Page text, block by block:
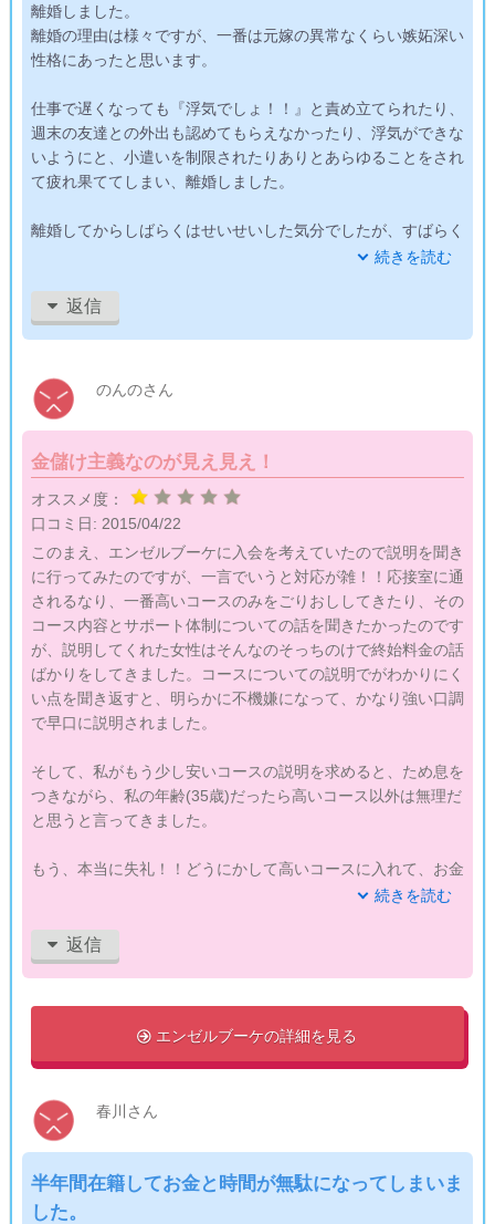
離婚しました。
離婚の理由は様々ですが、一番は元嫁の異常なくらい嫉妬深い
性格にあったと思います。
仕事で遅くなっても『浮気でしょ！！』と責め立てられたり、
週末の友達との外出も認めてもらえなかったり、浮気ができな
いようにと、小遣いを制限されたりありとあらゆることをされ
て疲れ果ててしまい、離婚しました。
離婚してからしばらくはせいせいした気分でしたが、すばらく
すると、また誰かと一緒に、今度は穏やかに歩んでいきたいと
なので、結婚相談所に登録しようと考え、エンゼルブーケに決
しかし、エンゼルブーケは僕の希望にはかないませんでした。
個人的な感じかたの問題化もしれませんが、何をするにも僕が
離婚していること、バツイチであることを指摘されました。
正直、婚活するのがばからしく思えるほどでした。
バツイチが初婚の女性にアプローチしてはいけませんか？
本当に頭にきます。
続きを読む
返信
のんのさん
金儲け主義なのが見え見え！
オススメ度：
口コミ日: 2015/04/22
このまえ、エンゼルブーケに入会を考えていたので説明を聞き
に行ってみたのですが、一言でいうと対応が雑！！応接室に通
されるなり、一番高いコースのみをごりおししてきたり、その
コース内容とサポート体制についての話を聞きたかったのです
が、説明してくれた女性はそんなのそっちのけで終始料金の話
ばかりをしてきました。コースについての説明でがわかりにく
い点を聞き返すと、明らかに不機嫌になって、かなり強い口調
で早口に説明されました。
そして、私がもう少し安いコースの説明を求めると、ため息を
つきながら、私の年齢(35歳)だったら高いコース以外は無理だ
と思うと言ってきました。
もう、本当に失礼！！どうにかして高いコースに入れて、お金
を巻き上げようとしているようにしか思えませんでした。会員
じたので、話だけ聞いてかえろうとしたら、本当にしつこく契
約させようとしてくるし、本当にろくでもないと思いました。
続きを読む
返信
 エンゼルブーケの詳細を見る
春川さん
半年間在籍してお金と時間が無駄になってしまいま
した。